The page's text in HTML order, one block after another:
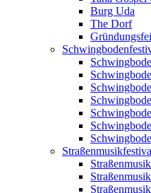
Burg Uda
The Dorf